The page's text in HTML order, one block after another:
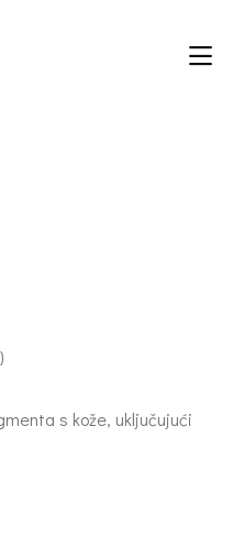
s kože, uključujući